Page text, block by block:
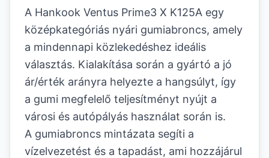
A Hankook Ventus Prime3 X K125A egy
középkategóriás nyári gumiabroncs, amely
a mindennapi közlekedéshez ideális
választás. Kialakítása során a gyártó a jó
ár/érték arányra helyezte a hangsúlyt, így
a gumi megfelelő teljesítményt nyújt a
városi és autópályás használat során is.
A gumiabroncs mintázata segíti a
vízelvezetést és a tapadást, ami hozzájárul